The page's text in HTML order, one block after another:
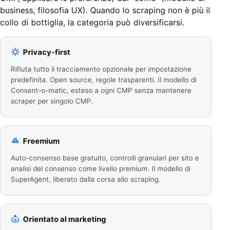
business, filosofia UX). Quando lo scraping non è più il
collo di bottiglia, la categoria può diversificarsi.
Privacy-first
Rifiuta tutto il tracciamento opzionale per impostazione
predefinita. Open source, regole trasparenti. Il modello di
Consent-o-matic, esteso a ogni CMP senza mantenere
scraper per singolo CMP.
Freemium
Auto-consenso base gratuito, controlli granulari per sito e
analisi del consenso come livello premium. Il modello di
SuperAgent, liberato dalla corsa allo scraping.
Orientato al marketing